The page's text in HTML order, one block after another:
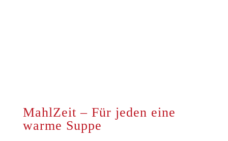
MahlZeit – Für jeden eine
warme Suppe